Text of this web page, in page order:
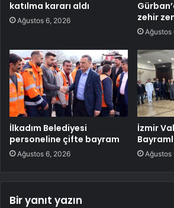
katılma kararı aldı
Ağustos 6, 2026
zehir
Ağustos
İlkadım Belediyesi
personeline çifte bayram
Ağustos 6, 2026
İzmir
Ağustos
Bir yanıt yazın